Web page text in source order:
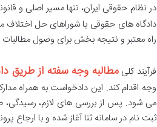
در نظام حقوقی ایران، تنها مسیر اصلی و
دادگاه های حقوقی یا شوراهای حل اختلاف
راه معتبر و نتیجه بخش برای وصول
فرآیند کلیمطالبه وجه سفته از طریق
وجه اقدام کند. این دادخواست به همراه
می شود. پس از بررسی های لازم، رسیدگی،
ثبت نام در سامانه ثنا آغاز شده و با ارجاع